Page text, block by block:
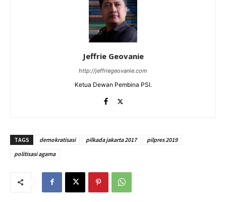
Jeffrie Geovanie
http://jeffriegeovanie.com
Ketua Dewan Pembina PSI.
TAGS demokratisasi pilkada jakarta 2017
pilpres 2019
politisasi agama